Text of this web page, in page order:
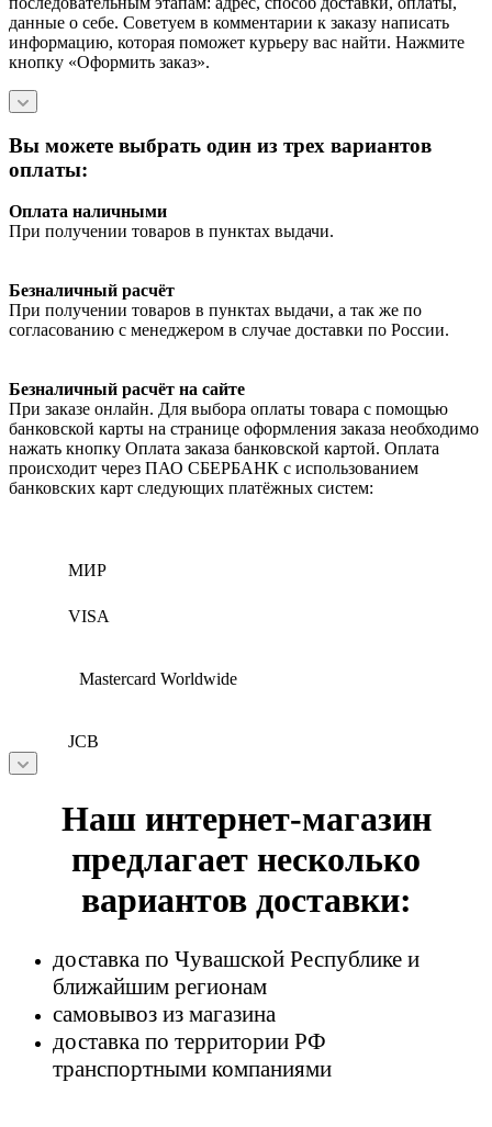
данные о себе. Советуем в комментарии к заказу написать
информацию, которая поможет курьеру вас найти. Нажмите
кнопку «Оформить заказ».
Вы можете выбрать один из трех вариантов
оплаты:
Оплата наличными
При получении товаров в пунктах выдачи.
Безналичный расчёт
При получении товаров в пунктах выдачи, а так же по
согласованию с менеджером в случае доставки по России.
Безналичный расчёт на сайте
При заказе онлайн. Для выбора оплаты товара с помощью
банковской карты на странице оформления заказа необходимо
нажать кнопку Оплата заказа банковской картой. Оплата
происходит через ПАО СБЕРБАНК с использованием
банковских карт следующих платёжных систем:
МИР
VISA
Mastercard Worldwide
JCB
Наш интернет-магазин
предлагает несколько
вариантов доставки:
доставка по Чувашской Республике и
ближайшим регионам
самовывоз из магазина
доставка по территории РФ
транспортными компаниями